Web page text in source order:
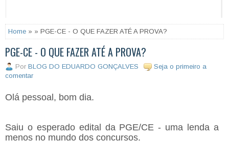
Home » » PGE-CE - O QUE FAZER ATÉ A PROVA?
PGE-CE - O QUE FAZER ATÉ A PROVA?
Por BLOG DO EDUARDO GONÇALVES
Seja o primeiro a
comentar
Olá pessoal, bom dia.
Saiu o esperado edital da PGE/CE - uma lenda a
menos no mundo dos concursos.